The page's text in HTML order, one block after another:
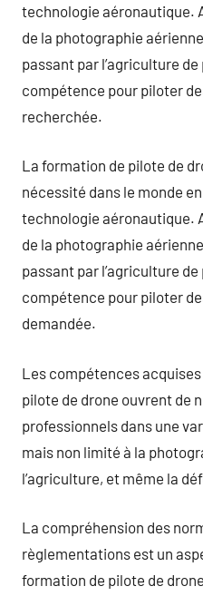
technologie aéronautique.
de la photographie
passant par l’agriculture
compétence pour piloter
recherchée.
La formation de pilote de
nécessité dans le monde
technologie aéronautique.
de la photographie
passant par l’agriculture
compétence pour piloter
demandée.
Les compétences
pilote de drone ouvrent de
professionnels dans une
mais non limité à la
l’agriculture, et même la
La compréhension des
règlementations est un
formation de pilote de